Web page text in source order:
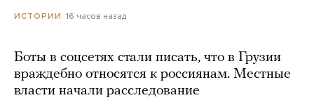
ИСТОРИИ 16 часов назад
Боты в соцсетях стали писать, что в Грузии
враждебно относятся к россиянам. Местные
власти начали расследование